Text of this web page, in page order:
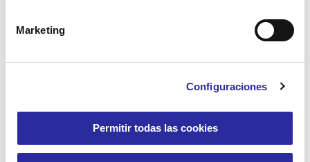
Marketing
Configuraciones
Permitir todas las cookies
en el que Accent
respuesta a sus
necesidades
desdela